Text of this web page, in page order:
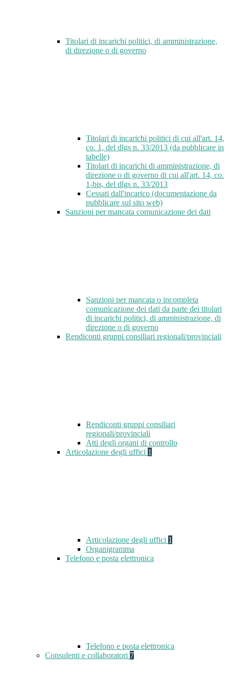
Titolari di incarichi politici, di amministrazione,
di direzione o di governo
Titolari di incarichi politici di cui all'art. 14,
co. 1, del dlgs n. 33/2013 (da pubblicare in
tabelle)
Titolari di incarichi di amministrazione, di
direzione o di governo di cui all'art. 14, co.
1-bis, del dlgs n. 33/2013
Cessati dall'incarico (documentazione da
pubblicare sul sito web)
Sanzioni per mancata comunicazione dei dati
Sanzioni per mancata o incompleta
comunicazione dei dati da parte dei titolari
di incarichi politici, di amministrazione, di
direzione o di governo
Rendiconti gruppi consiliari regionali/provinciali
Rendiconti gruppi consiliari
regionali/provinciali
Atti degli organi di controllo
Articolazione degli uffici 1
Articolazione degli uffici 1
Organigramma
Telefono e posta elettronica
Telefono e posta elettronica
Consulenti e collaboratori 7